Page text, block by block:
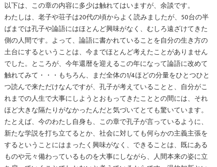
以下は、この章の内容に多少は触れてはいますが、余談です。
わたしは、老子や荘子は20代の頃からよく読みましたが、50台の半
ばまでは孔子や論語にはほとんど興味がなく、むしろ遠ざけてきた
側の人間です。よって、論語に書かれていることを自分の生き方の
土台にするということは、今までほとんど考えたことがありません
でした。ところが、今年還暦を迎えるこの年になって論語に改めて
触れてみて・・・もちろん、まだ全体の1/4ほどの分量をひとつひと
つ読んで来ただけなんですが、孔子が考えていることと、自分がこ
れまでの人生で大事にしようとおもってきたこととの間には、それ
ほど大きな隔たりがなかったんだと気づいてとても驚いています。
たとえば、今のわたし自身も、この章で孔子が言っているように、
新たな学説を打ち立てるとか、社会に対しても何らかの主義主張を
するということにはまったく興味がなく、できることは、既にある
ものや元々備わっているものを大事にしながら、人間本来の姿に立